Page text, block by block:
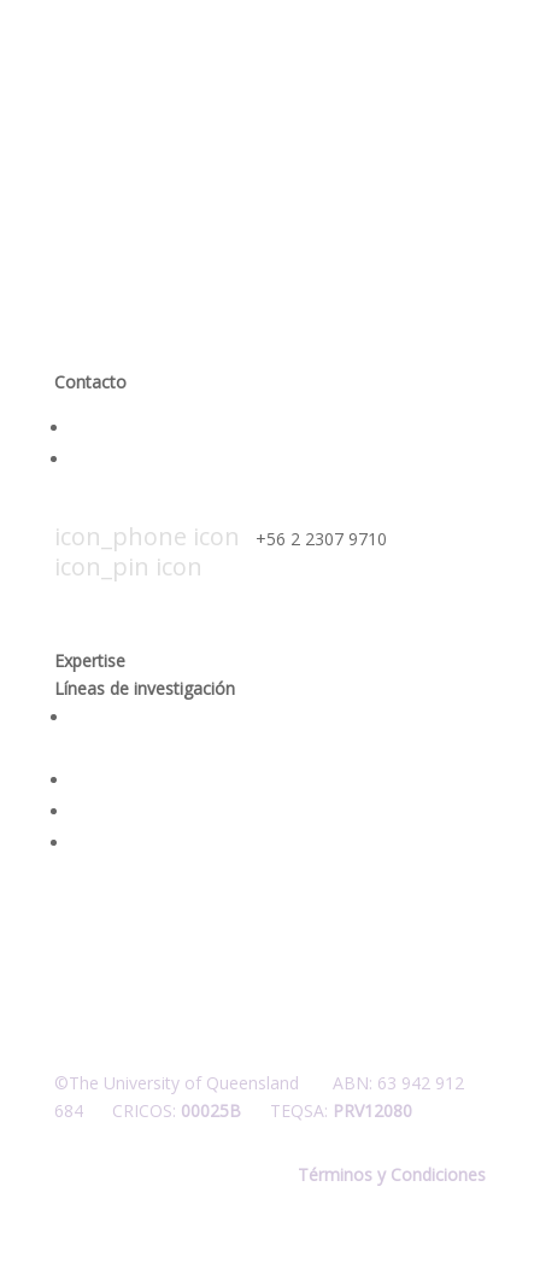
Contacto
icon_phone icon +56 2 2307 9710​
icon_pin icon
Expertise
Líneas de investigación
©The University of Queensland ABN: 63 942 912
684 CRICOS: 00025B TEQSA: PRV12080
Términos y Condiciones